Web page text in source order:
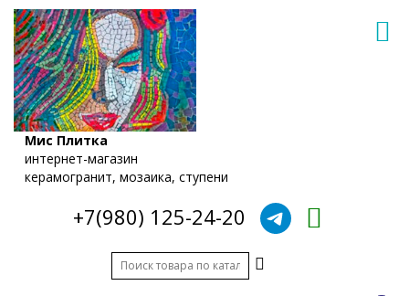
Мис Плитка
интернет-магазин
керамогранит, мозаика, ступени
+7(980) 125-24-20